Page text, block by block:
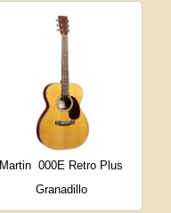
Martin 000E Retro Plus
Granadillo